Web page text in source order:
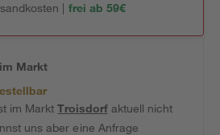
| frei ab 59€
Markt
im MarktTroisdorfaktuell nicht
uns aber eine Anfrage